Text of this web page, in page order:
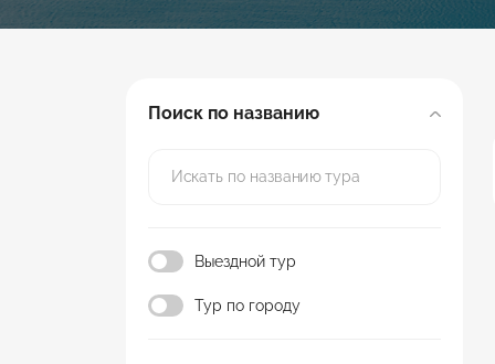
Поиск по названию
Выездной тур
Тур по городу